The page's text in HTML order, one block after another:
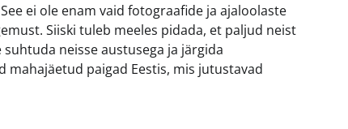
ei ole enam vaid fotograafide ja ajaloolaste
Siiski tuleb meeles pidada, et paljud neist
neisse austusega ja järgida
mahajäetud paigad Eestis, mis jutustavad